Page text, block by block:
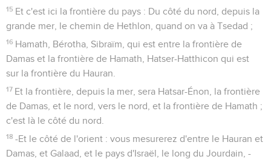
15 Et c'est ici la frontière du pays : Du côté du nord, depuis la
grande mer, le chemin de Hethlon, quand on va à Tsedad ;
16 Hamath, Bérotha, Sibraïm, qui est entre la frontière de
Damas et la frontière de Hamath, Hatser-Hatthicon qui est
sur la frontière du Hauran.
17 Et la frontière, depuis la mer, sera Hatsar-Énon, la frontière
de Damas, et le nord, vers le nord, et la frontière de Hamath ;
c'est là le côté du nord.
18 -Et le côté de l'orient : vous mesurerez d'entre le Hauran et
Damas, et Galaad, et le pays d'Israël, le long du Jourdain, -